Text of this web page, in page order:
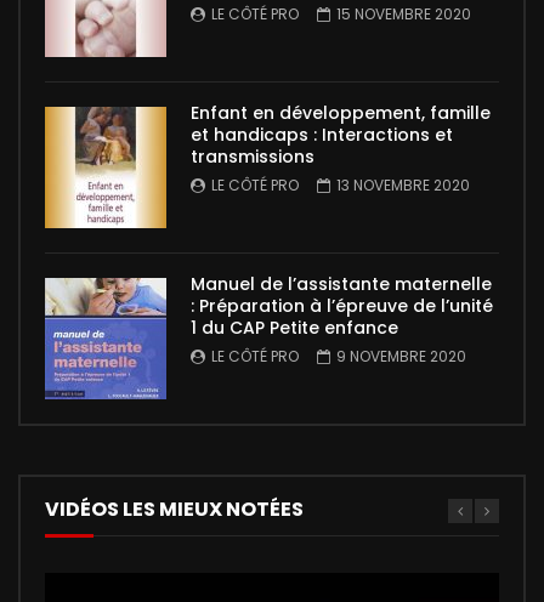
LE CÔTÉ PRO 15 NOVEMBRE 2020
Enfant en développement, famille
et handicaps : Interactions et
transmissions
LE CÔTÉ PRO 13 NOVEMBRE 2020
Manuel de l’assistante maternelle
: Préparation à l’épreuve de l’unité
1 du CAP Petite enfance
LE CÔTÉ PRO 9 NOVEMBRE 2020
VIDÉOS LES MIEUX NOTÉES